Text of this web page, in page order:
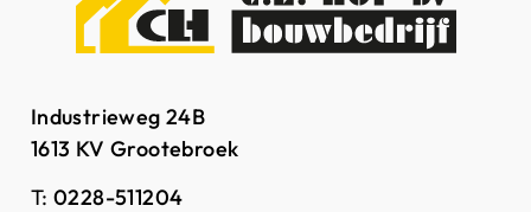
Industrieweg 24B
1613 KV Grootebroek
T: 0228-511204